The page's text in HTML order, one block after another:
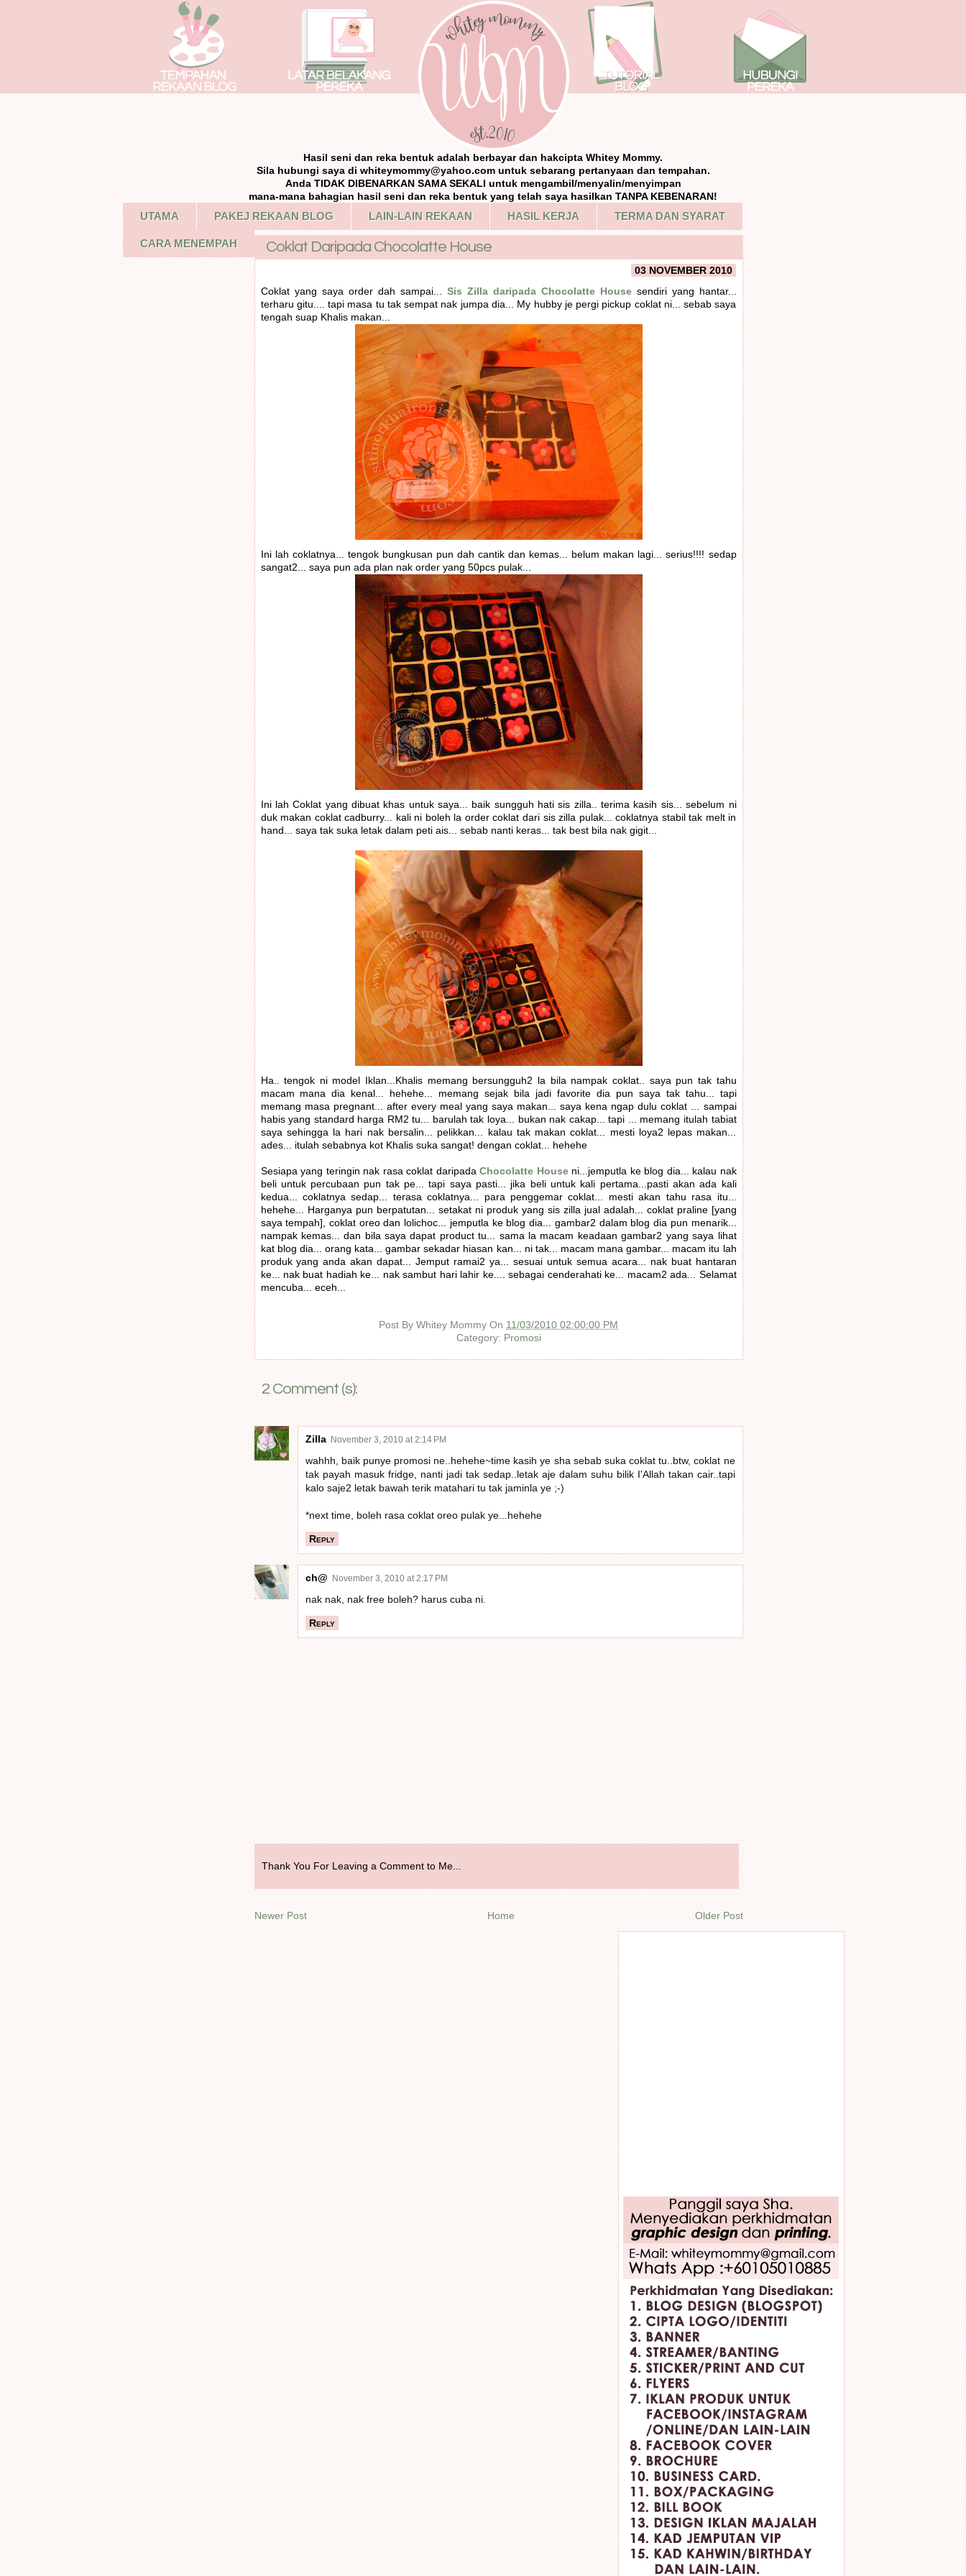
Hasil seni dan reka bentuk adalah berbayar dan hakcipta Whitey Mommy.
Sila hubungi saya di whiteymommy@yahoo.com untuk sebarang pertanyaan dan tempahan.
Anda TIDAK DIBENARKAN SAMA SEKALI untuk mengambil/menyalin/menyimpan
mana-mana bahagian hasil seni dan reka bentuk yang telah saya hasilkan TANPA KEBENARAN!
UTAMA PAKEJ REKAAN BLOG LAIN-LAIN REKAAN HASIL KERJA TERMA DAN SYARAT
CARA MENEMPAH
03 NOVEMBER 2010
Coklat Daripada Chocolatte House
Coklat yang saya order dah sampai... Sis Zilla daripada Chocolatte Housesendiri yang hantar...
terharu gitu.... tapi masa tu tak sempat nak jumpa dia... My hubby je pergi pickup coklat ni... sebab saya
tengah suap Khalis makan...
Ini lah coklatnya... tengok bungkusan pun dah cantik dan kemas... belum makan lagi... serius!!!! sedap
sangat2... saya pun ada plan nak order yang 50pcs pulak...
Ini lah Coklat yang dibuat khas untuk saya... baik sungguh hati sis zilla.. terima kasih sis... sebelum ni
duk makan coklat cadburry... kali ni boleh la order coklat dari sis zilla pulak... coklatnya stabil tak melt in
hand... saya tak suka letak dalam peti ais... sebab nanti keras... tak best bila nak gigit...
Ha.. tengok ni model Iklan...Khalis memang bersungguh2 la bila nampak coklat.. saya pun tak tahu
macam mana dia kenal... hehehe... memang sejak bila jadi favorite dia pun saya tak tahu... tapi
memang masa pregnant... after every meal yang saya makan... saya kena ngap dulu coklat ... sampai
habis yang standard harga RM2 tu... barulah tak loya... bukan nak cakap... tapi ... memang itulah tabiat
saya sehingga la hari nak bersalin... pelikkan... kalau tak makan coklat... mesti loya2 lepas makan...
ades... itulah sebabnya kot Khalis suka sangat! dengan coklat... hehehe
Sesiapa yang teringin nak rasa coklat daripada Chocolatte Houseni...jemputla ke blog dia... kalau nak
beli untuk percubaan pun tak pe... tapi saya pasti... jika beli untuk kali pertama...pasti akan ada kali
kedua... coklatnya sedap... terasa coklatnya... para penggemar coklat... mesti akan tahu rasa itu...
hehehe... Harganya pun berpatutan... setakat ni produk yang sis zilla jual adalah... coklat praline [yang
saya tempah], coklat oreo dan lolichoc... jemputla ke blog dia... gambar2 dalam blog dia pun menarik...
nampak kemas... dan bila saya dapat product tu... sama la macam keadaan gambar2 yang saya lihat
kat blog dia... orang kata... gambar sekadar hiasan kan... ni tak... macam mana gambar... macam itu lah
produk yang anda akan dapat... Jemput ramai2 ya... sesuai untuk semua acara... nak buat hantaran
ke... nak buat hadiah ke... nak sambut hari lahir ke.... sebagai cenderahati ke... macam2 ada... Selamat
mencuba... eceh...
Post By Whitey Mommy On 11/03/2010 02:00:00 PM
Category: Promosi
2 Comment (s):
Zilla November 3, 2010 at 2:14 PM
wahhh, baik punye promosi ne..hehehe~time kasih ye sha sebab suka coklat tu..btw, coklat ne
tak payah masuk fridge, nanti jadi tak sedap..letak aje dalam suhu bilik I'Allah takan cair..tapi
kalo saje2 letak bawah terik matahari tu tak jaminla ye ;-)
*next time, boleh rasa coklat oreo pulak ye...hehehe
Reply
ch@ November 3, 2010 at 2:17 PM
nak nak, nak free boleh? harus cuba ni.
Reply
Thank You For Leaving a Comment to Me...
Newer Post Older Post
Home